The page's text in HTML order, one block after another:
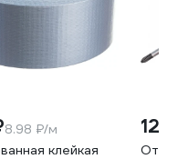
8.98 ₽/м
клейкая
121 ₽